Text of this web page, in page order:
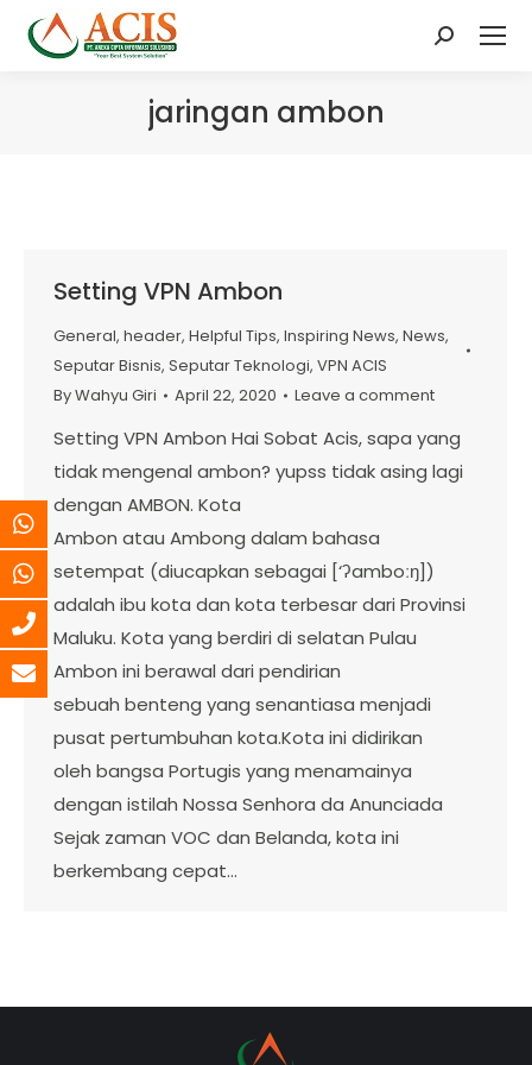
Search:
jaringan ambon
Setting VPN Ambon
General, header, Helpful Tips, Inspiring News, News,
Seputar Bisnis, Seputar Teknologi, VPN ACIS
ByWahyu Giri April 22, 2020 Leave a comment
Setting VPN Ambon Hai Sobat Acis, sapa yang
tidak mengenal ambon? yupss tidak asing lagi
dengan AMBON. Kota
Ambon atau Ambong dalam bahasa
setempat (diucapkan sebagai [‘ʔamboːŋ])
adalah ibu kota dan kota terbesar dari Provinsi
Maluku. Kota yang berdiri di selatan Pulau
Ambon ini berawal dari pendirian
sebuah benteng yang senantiasa menjadi
pusat pertumbuhan kota.Kota ini didirikan
oleh bangsa Portugis yang menamainya
dengan istilah Nossa Senhora da Anunciada
Sejak zaman VOC dan Belanda, kota ini
berkembang cepat…